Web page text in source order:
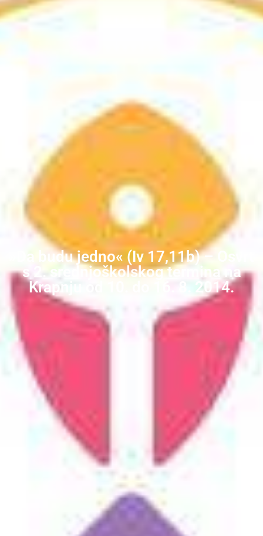
»Da budu jedno« (Iv 17,11b) – Osvrt
s 2. srednjoškolskog termina na
Krapnju od 10. do 16. 8. 2014.